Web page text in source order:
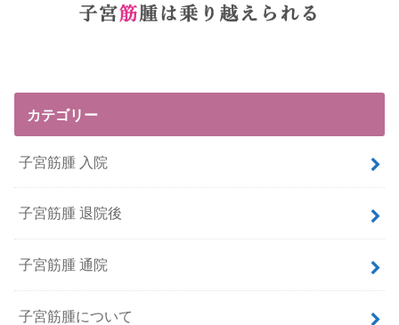
カテゴリー
子宮筋腫 入院
子宮筋腫 退院後
子宮筋腫 通院
子宮筋腫について